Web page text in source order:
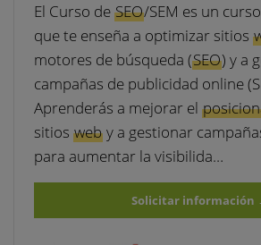
El Curso de SEO/SEM es un
que te enseña a optimizar sitios
motores de búsqueda (SEO) y a
campañas de publicidad online
Aprenderás a mejorar el
sitios weby a gestionar
para aumentar la visibilida…
Solicitar información